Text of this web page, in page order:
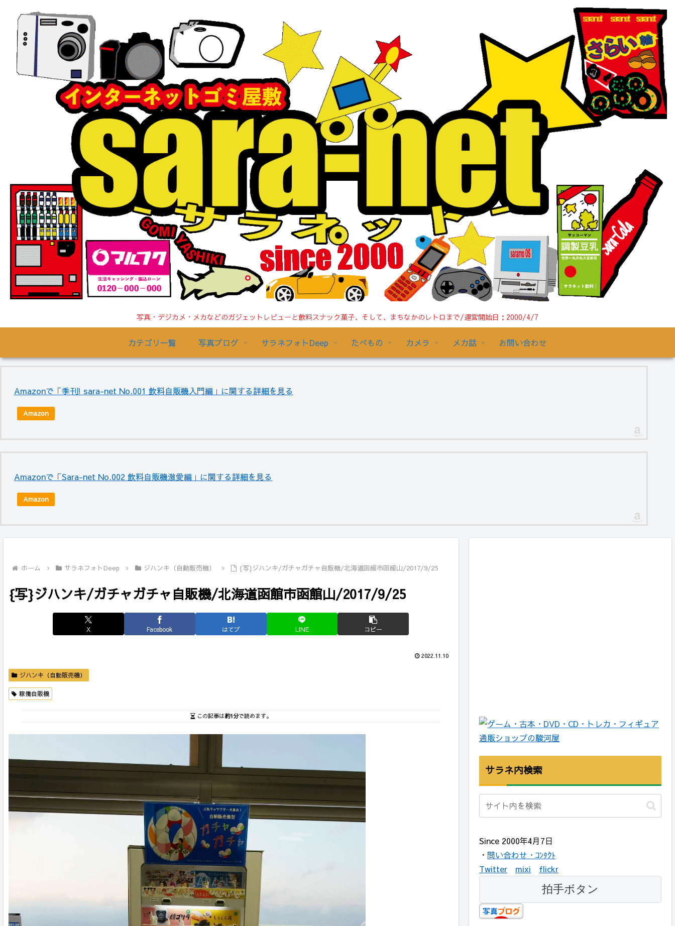
写真・デジカメ・メカなどのガジェットレビューと飲料スナック菓子、そして、まちなかのレトロまで/運営開始日：2000/4/7
カテゴリ一覧 写真ブログ サラネフォトDeep たべもの カメラ メカ話 お問い合わせ
Amazonで「季刊! sara-net No.001 飲料自販機入門編」に関する詳細を見る
Amazon
Amazonで「Sara-net No.002 飲料自販機激愛編」に関する詳細を見る
Amazon
ホーム サラネフォトDeep ジハンキ（自動販売機） {写}ジハンキ/ガチャガチャ自販機/北海道函館市函館山/2017/9/25
{写}ジハンキ/ガチャガチャ自販機/北海道函館市函館山/2017/9/25
X Facebook はてブ LINE コピー
2022.11.10
ジハンキ（自動販売機）
稼働自販機
この記事は約1分で読めます。
サラネ内検索
Since 2000年4月7日
・ 問い合わせ・ｺﾝﾀｸﾄ
Twitter
mixi flickr